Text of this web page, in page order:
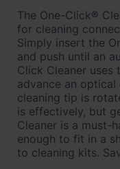
The One-Click®
for cleaning
Simply insert the
and push until an
Click Cleaner uses
advance an
cleaning tip is
is effectively, but
Cleaner is a must-
enough to fit in a
to cleaning kits.